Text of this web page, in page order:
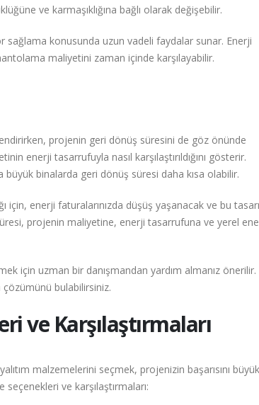
ve karmaşıklığına bağlı olarak değişebilir.
konusunda uzun vadeli faydalar sunar. Enerji
maliyetini zaman içinde karşılayabilir.
projenin geri dönüş süresini de göz önünde
enerji tasarrufuyla nasıl karşılaştırıldığını gösterir.
binalarda geri dönüş süresi daha kısa olabilir.
enerji faturalarınızda düşüş yaşanacak ve bu
projenin maliyetine, enerji tasarrufuna ve yerel
için uzman bir danışmandan yardım almanız önerilir.
bulabilirsiniz.
ve Karşılaştırmaları
malzemelerini seçmek, projenizin başarısını büyük
ve karşılaştırmaları: